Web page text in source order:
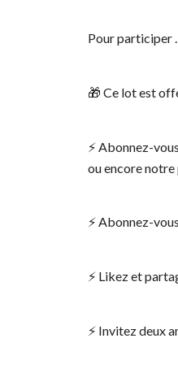
Pour participer
🎁 Ce lot est
⚡️ Abonnez-
ou encore
⚡️ Abonnez-
⚡️ Likez et
⚡️ Invitez deux